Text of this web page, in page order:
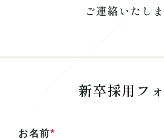
ご連絡いたしま
新卒採用フ
お名前*